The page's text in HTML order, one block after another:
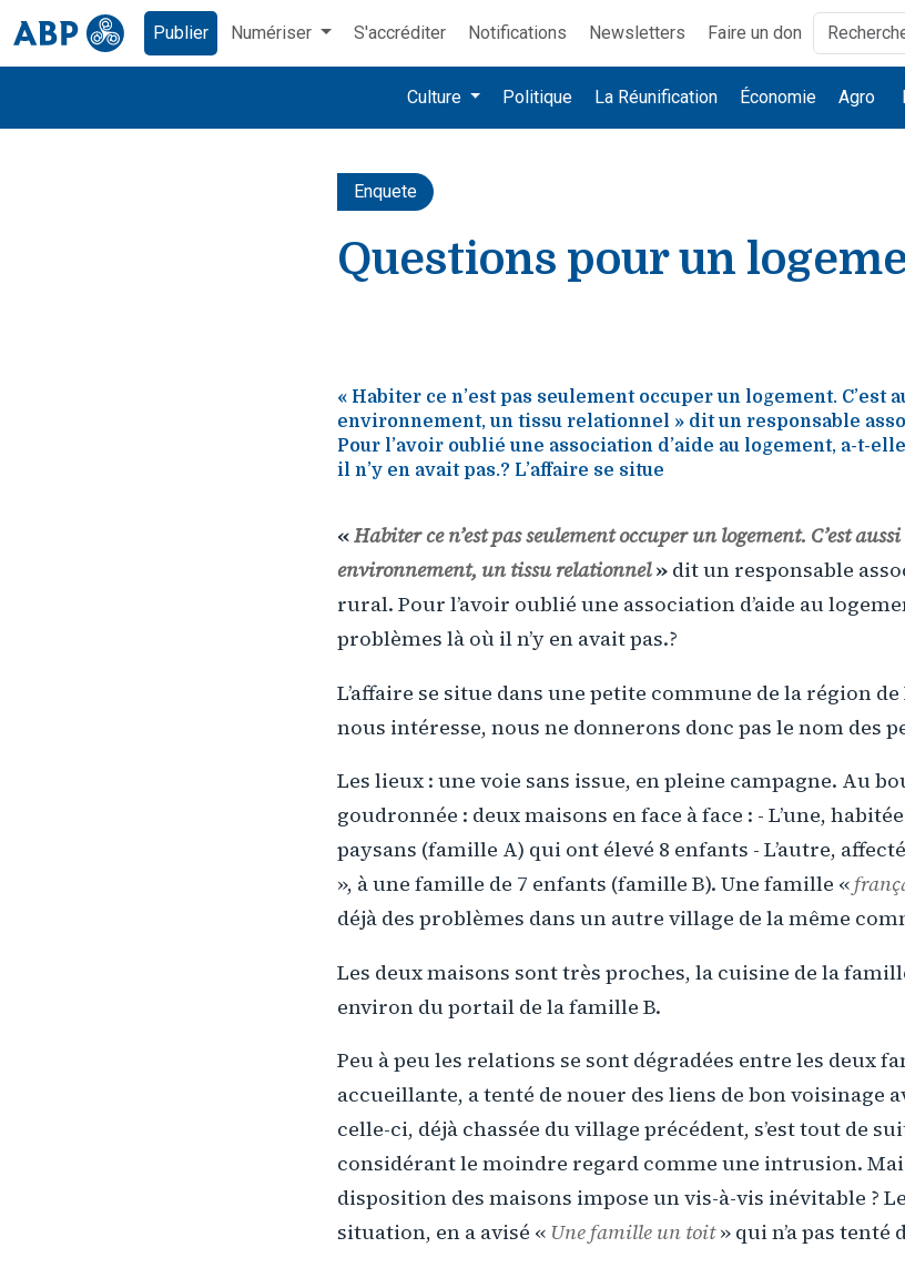
Publier Numériser S'accréditer Notifications Newsletters Faire un don
Culture Politique La Réunification Économie Agro
Enquete
Questions pour un
« Habiter ce n’est pas seulement occuper un logement. C’est
environnement, un tissu relationnel » dit un responsable
Pour l’avoir oublié une association d’aide au logement, a-t-
il n’y en avait pas.? L’affaire se situe
«Habiter ce n’est pas seulement occuper un logement. C’est
environnement, un tissu relationnel» dit un responsable
rural. Pour l’avoir oublié une association d’aide au
problèmes là où il n’y en avait pas.?
L’affaire se situe dans une petite commune de la région
nous intéresse, nous ne donnerons donc pas le nom des
Les lieux : une voie sans issue, en pleine campagne. Au
goudronnée : deux maisons en face à face : - L’une,
paysans (famille A) qui ont élevé 8 enfants - L’autre,
», à une famille de 7 enfants (famille B). Une famille «
déjà des problèmes dans un autre village de la même
Les deux maisons sont très proches, la cuisine de la
environ du portail de la famille B.
Peu à peu les relations se sont dégradées entre les deux
accueillante, a tenté de nouer des liens de bon voisinage
celle-ci, déjà chassée du village précédent, s’est tout de
considérant le moindre regard comme une intrusion.
disposition des maisons impose un vis-à-vis inévitable ?
situation, en a avisé « Une famille un toit» qui n’a pas tenté